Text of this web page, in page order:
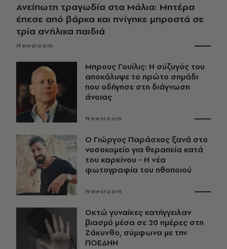
Ανείπωτη τραγωδία στα Μάλια: Μητέρα
έπεσε από βάρκα και πνίγηκε μπροστά σε
τρία ανήλικα παιδιά
Newsroom
Μπρους Γουίλις: Η σύζυγός του
αποκάλυψε το πρώτο σημάδι
που οδήγησε στη διάγνωση
άνοιας
Newsroom
O Γιώργος Παράσχος ξανά στο
νοσοκομείο για θεραπεία κατά
του καρκίνου - Η νέα
φωτογραφία του ηθοποιού
Newsroom
Οκτώ γυναίκες κατήγγειλαν
βιασμό μέσα σε 20 ημέρες στη
Ζάκυνθο, σύμφωνα με την
ΠΟΕΔΗΝ